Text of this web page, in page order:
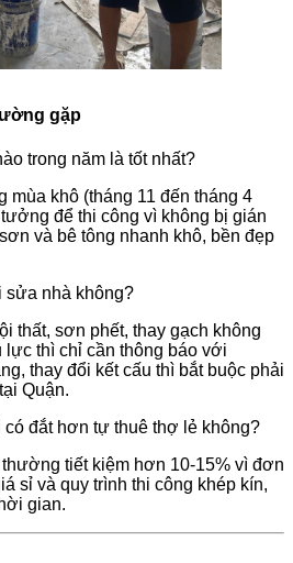
gặp
trong năm là tốt nhất?
mùa khô (tháng 11 đến tháng 4
để thi công vì không bị gián
và bê tông nhanh khô, bền đẹp
sửa nhà không?
thất, sơn phết, thay gạch không
lực thì chỉ cần thông báo với
thay đổi kết cấu thì bắt buộc phải
Quận.
có đắt hơn tự thuê thợ lẻ không?
tiết kiệm hơn 10-15% vì đơn
sỉ và quy trình thi công khép kín,
gian.